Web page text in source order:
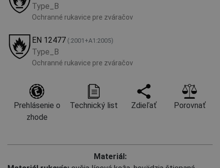
Type_B
Ochranné rukavice pre zváračov
EN 12477 (:2001+А1:2005)
Type_B
Ochranné rukavice pre zváračov
Prehlásenie o
zhode
Technický list Zdieľať Porovnať
Materiál: